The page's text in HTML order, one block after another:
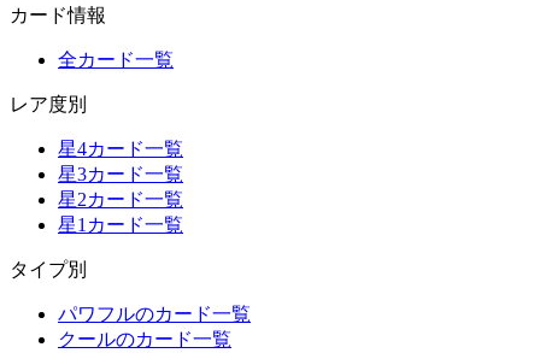
カード情報
全カード一覧
レア度別
星4カード一覧
星3カード一覧
星2カード一覧
星1カード一覧
タイプ別
パワフルのカード一覧
クールのカード一覧